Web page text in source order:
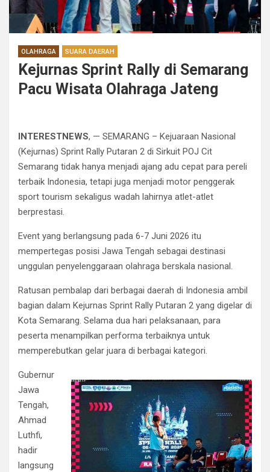
OLAHRAGA SUARA DAERAH
Kejurnas Sprint Rally di Semarang
Pacu Wisata Olahraga Jateng
INTERESTNEWS, — SEMARANG – Kejuaraan Nasional
(Kejurnas) Sprint Rally Putaran 2 di Sirkuit POJ Cit
Semarang tidak hanya menjadi ajang adu cepat para pereli
terbaik Indonesia, tetapi juga menjadi motor penggerak
sport tourism sekaligus wadah lahirnya atlet-atlet
berprestasi.
Event yang berlangsung pada 6-7 Juni 2026 itu
mempertegas posisi Jawa Tengah sebagai destinasi
unggulan penyelenggaraan olahraga berskala nasional.
Ratusan pembalap dari berbagai daerah di Indonesia ambil
bagian dalam Kejurnas Sprint Rally Putaran 2 yang digelar di
Kota Semarang. Selama dua hari pelaksanaan, para
peserta menampilkan performa terbaiknya untuk
memperebutkan gelar juara di berbagai kategori.
Gubernur
Jawa
Tengah,
Ahmad
Luthfi,
hadir
langsung